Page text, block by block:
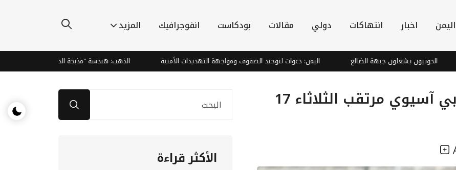
اليمن اخبار انتهاكات دولي مقالات بودكاست انفوجرافيك المزيد
الحوثيون يشعلون جبهة الضالع اليمن: دعوات لتوحيد الصفوف ومواجهة التهديدات الأمنية الذهب: هندسة "مذبحة الدببة" وصعود صاروخي يتجاوز
مواعيد نار اليوم: صراع أوروبي آسيوي مرتقب الثلاثاء 17
الأكثر قراءة